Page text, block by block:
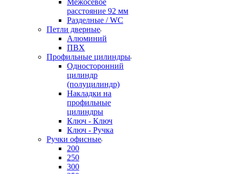
Межосевое
расстояние 92 мм
Разделные / WC
Петли дверные
Алюминий
ПВХ
Профильные цилиндры
Односторонний
цилиндр
(полуцилиндр)
Накладки на
профильные
цилиндры
Ключ - Ключ
Ключ - Ручка
Ручки офисные
200
250
300